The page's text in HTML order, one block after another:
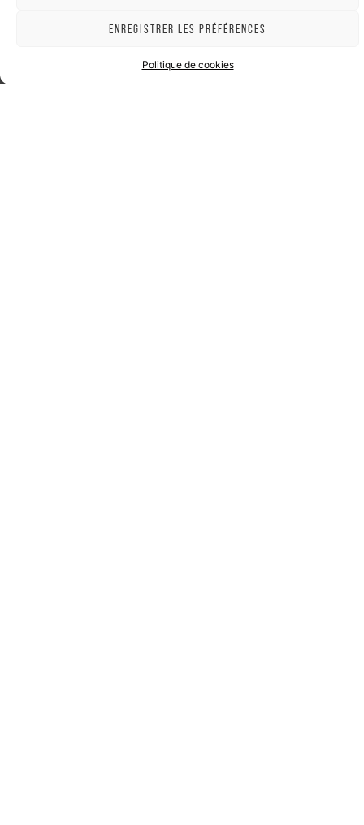
ENREGISTRER LES PRÉFÉRENCES
Politique de cookies